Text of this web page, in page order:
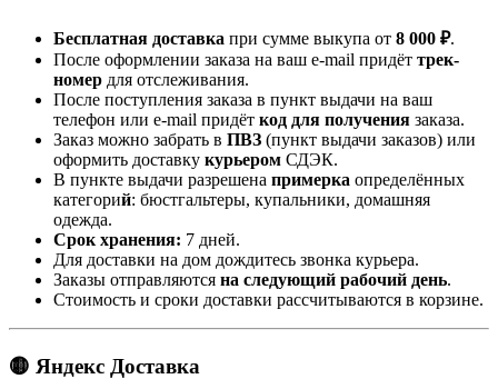
Бесплатная доставка при сумме выкупа от 8 000 ₽.
После оформлении заказа на ваш e-mail придёт трек-
номер для отслеживания.
После поступления заказа в пункт выдачи на ваш
телефон или e-mail придёт код для получения заказа.
Заказ можно забрать в ПВЗ (пункт выдачи заказов) или
оформить доставку курьером СДЭК.
В пункте выдачи разрешена примерка определённых
категорий: бюстгальтеры, купальники, домашняя
одежда.
Срок хранения: 7 дней.
Для доставки на дом дождитесь звонка курьера.
Заказы отправляются на следующий рабочий день.
Стоимость и сроки доставки рассчитываются в корзине.
🟡 Яндекс Доставка